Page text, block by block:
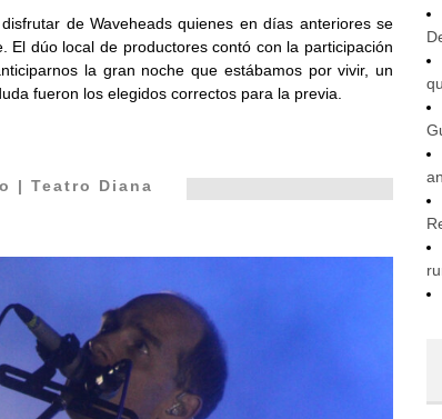
de Waveheads quienes en días anteriores se
dúo local de productores contó con la participación
la gran noche que estábamos por vivir, un
fueron los elegidos correctos para la previa.
| Teatro Diana